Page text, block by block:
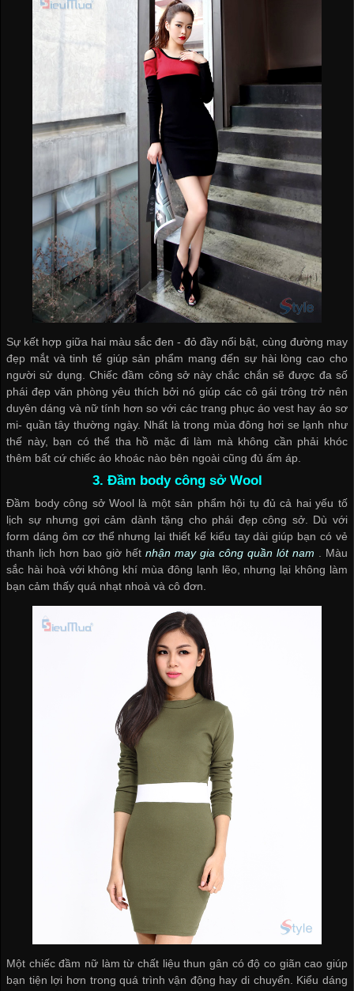
Sự kết hợp giữa hai màu sắc đen - đỏ đầy nổi bật, cùng đường may
đẹp mắt và tinh tế giúp sản phẩm mang đến sự hài lòng cao cho
người sử dụng. Chiếc đầm công sở này chắc chắn sẽ được đa số
phái đẹp văn phòng yêu thích bởi nó giúp các cô gái trông trở nên
duyên dáng và nữ tính hơn so với các trang phục áo vest hay áo sơ
mi- quần tây thường ngày. Nhất là trong mùa đông hơi se lạnh như
thế này, bạn có thể tha hồ mặc đi làm mà không cần phải khóc
thêm bất cứ chiếc áo khoác nào bên ngoài cũng đủ ấm áp.
3. Đầm body công sở Wool
Đầm body công sở Wool là một sản phẩm hội tụ đủ cả hai yếu tố
lịch sự nhưng gợi cảm dành tặng cho phái đẹp công sở. Dù với
form dáng ôm cơ thể nhưng lại thiết kế kiểu tay dài giúp bạn có vẻ
thanh lịch hơn bao giờ hếtnhận may gia công quần lót nam . Màu
sắc hài hoà với không khí mùa đông lạnh lẽo, nhưng lại không làm
bạn cảm thấy quá nhạt nhoà và cô đơn.
Một chiếc đầm nữ làm từ chất liệu thun gân có độ co giãn cao giúp
bạn tiện lợi hơn trong quá trình vận động hay di chuyển. Kiểu dáng